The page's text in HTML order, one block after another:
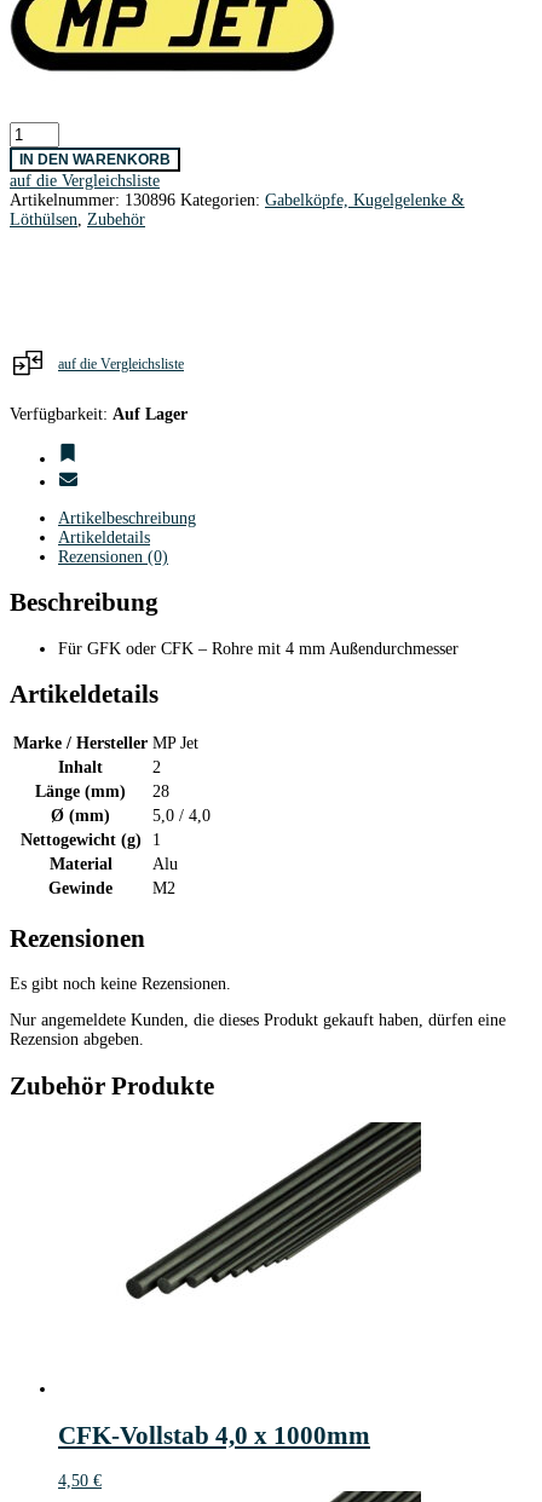
Schubstangenanschluss
Alu
M2
-
4
mm
IN DEN WARENKORB
auf die Vergleichsliste
Artikelnummer: 130896 Kategorien: Gabelköpfe, Kugelgelenke &
Löthülsen
Zubehör
auf die Vergleichsliste
Verfügbarkeit: Auf Lager
Artikelbeschreibung
Artikeldetails
Rezensionen (0)
Beschreibung
Für GFK oder CFK – Rohre mit 4 mm Außendurchmesser
Artikeldetails
Marke / Hersteller MP Jet
Inhalt
2
Länge (mm)
28
Ø (mm)
5,0 / 4,0
Nettogewicht (g)
1
Material
Alu
Gewinde
M2
Rezensionen
Es gibt noch keine Rezensionen.
Nur angemeldete Kunden, die dieses Produkt gekauft haben, dürfen eine
Rezension abgeben.
Zubehör Produkte
CFK-Vollstab 4,0 x 1000mm
4,50 €